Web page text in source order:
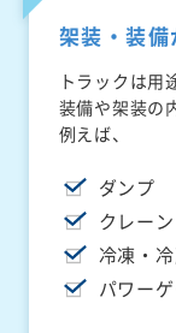
架装・装
トラックは用
装備や架装の
例えば、
ダンプ
クレー
冷凍・
パワー